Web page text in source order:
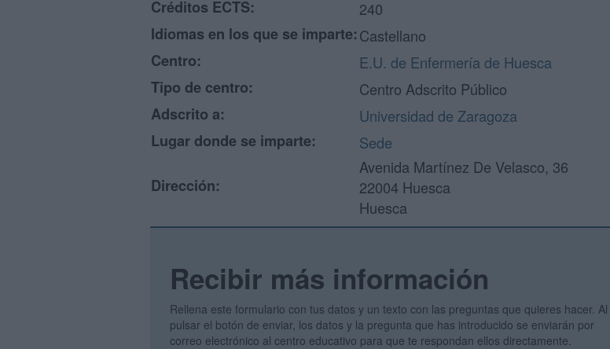
Créditos ECTS:
240
Idiomas en los que se imparte:Castellano
Centro:
E.U. de Enfermería de Huesca
Tipo de centro:
Centro Adscrito Público
Adscrito a:
Universidad de Zaragoza
Lugar donde se imparte:
Sede
Dirección:
Avenida Martínez De Velasco, 36
22004 Huesca
Huesca
Recibir más información
Rellena este formulario con tus datos y un texto con las preguntas que quieres hacer. Al
pulsar el botón de enviar, los datos y la pregunta que has introducido se enviarán por
correo electrónico al centro educativo para que te respondan ellos directamente.